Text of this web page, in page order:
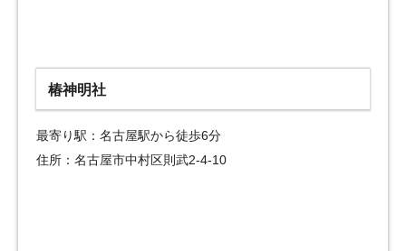
椿神明社
最寄り駅：名古屋駅から徒歩6分
住所：名古屋市中村区則武2-4-10